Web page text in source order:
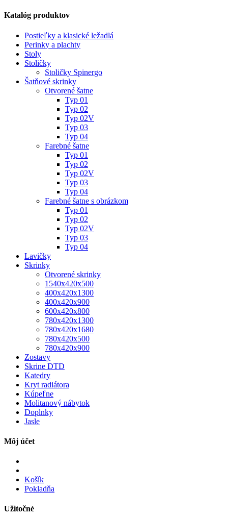
Katalóg produktov
Postieľky a klasické ležadlá
Perinky a plachty
Stoly
Stoličky
Stoličky Spinergo
Šatňové skrinky
Otvorené šatne
Typ 01
Typ 02
Typ 02V
Typ 03
Typ 04
Farebné šatne
Typ 01
Typ 02
Typ 02V
Typ 03
Typ 04
Farebné šatne s obrázkom
Typ 01
Typ 02
Typ 02V
Typ 03
Typ 04
Lavičky
Skrinky
Otvorené skrinky
1540x420x500
400x420x1300
400x420x900
600x420x800
780x420x1300
780x420x1680
780x420x500
780x420x900
Zostavy
Skrine DTD
Katedry
Kryt radiátora
Kúpeľne
Molitanový nábytok
Doplnky
Jasle
Môj účet
Košík
Pokladňa
Užitočné